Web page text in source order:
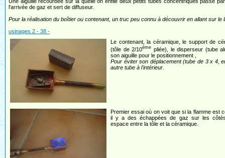
l'arrivée de gaz et sert de diffuseur.
Pour la réalisation du boîtier ou contenant, un truc peu connu à découvrir en allant sur le
usinages 2 - 38 -
Le contenant, la céramique, le support de
(tôle de 2/10ème pliée), le disperseur (tube
son aiguille pour le positionnement ,
Pour éviter son déplacement (tube de 3 x 4,
autre tube à l'intérieur.
Premier essai où on voit que si la flamme est
il y a des échappées de gaz sur les
espace entre la tôle et la céramique.